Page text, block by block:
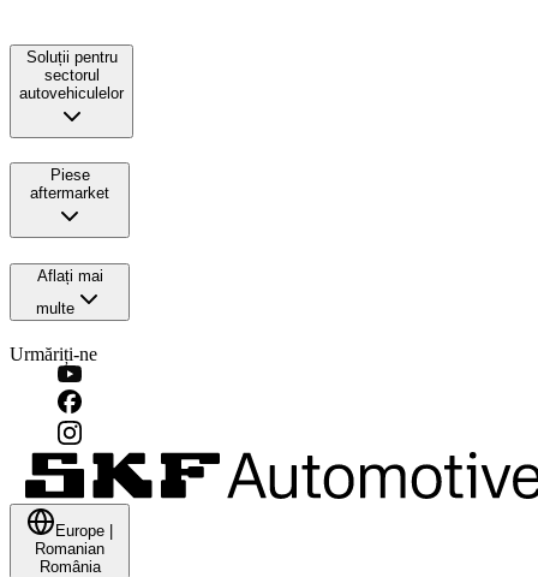
Soluții pentru
sectorul
autovehiculelor
Piese
aftermarket
Aflați mai
multe
Urmăriți-ne
Europe
Romanian
România